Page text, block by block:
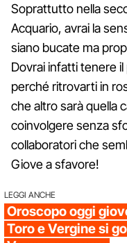
Soprattutto nella
Acquario, avrai la
siano bucate ma
Dovrai infatti tenere
perché ritrovarti in
che altro sarà quella
coinvolgere senza
collaboratori che
Giove a sfavore!
LEGGI ANCHE
Oroscopo oggi
Toro e Vergine si